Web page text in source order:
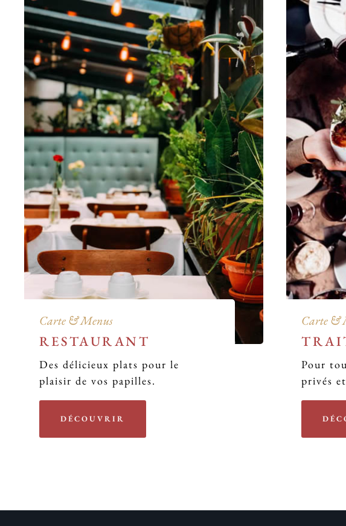
Carte & Menus
RESTAURANT
Des délicieux plats pour le
plaisir de vos papilles.
DÉCOUVRIR
Carte &
Pour
privés